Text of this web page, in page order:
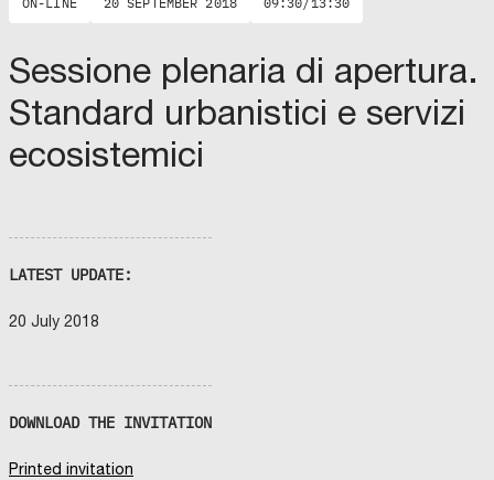
Sessione plenaria di apertura.
Standard urbanistici e servizi
ecosistemici
LATEST UPDATE:
20 July 2018
DOWNLOAD THE INVITATION
Printed invitation